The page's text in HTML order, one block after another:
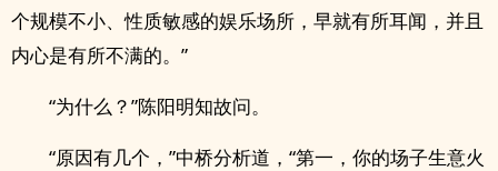
个规模不小、性质敏感的娱乐场所，早就有所耳闻，并且
内心是有所不满的。”
“为什么？”陈阳明知故问。
“原因有几个，”中桥分析道，“第一，你的场子生意火